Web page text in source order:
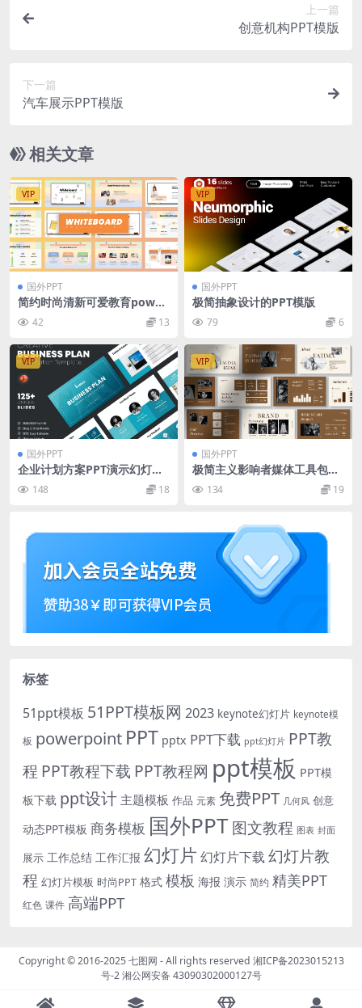
上一篇
创意机构PPT模版
下一篇
汽车展示PPT模版
相关文章
VIP
国外PPT
简约时尚清新可爱教育power
point幻灯片演示模板（ppt
x）42 13
VIP
国外PPT
极简抽象设计的PPT模版
79 6
VIP
国外PPT
企业计划方案PPT演示幻灯片
模板 Business Plan PowerP
oint Template
148 18
VIP
国外PPT
极简主义影响者媒体工具包PP
T模版
134 19
标签
51ppt模板 51PPT模板网 2023 keynote幻灯片 keynote模
板 powerpoint PPT pptx PPT下载 ppt幻灯片 PPT教
程 PPT教程下载 PPT教程网 ppt模板 PPT模
板下载 ppt设计 主题模板 作品 元素 免费PPT 几何风 创意
动态PPT模板 商务模板 国外PPT图文教程 图表 封面
展示 工作总结 工作汇报 幻灯片 幻灯片下载 幻灯片教
程 幻灯片模板 时尚PPT 格式 模板 海报 演示 简约 精美PPT
红色 课件 高端PPT
Copyright © 2016-2025七图网 - All rights reserved 湘ICP备2023015213
号-2湘公网安备 43090302000127号